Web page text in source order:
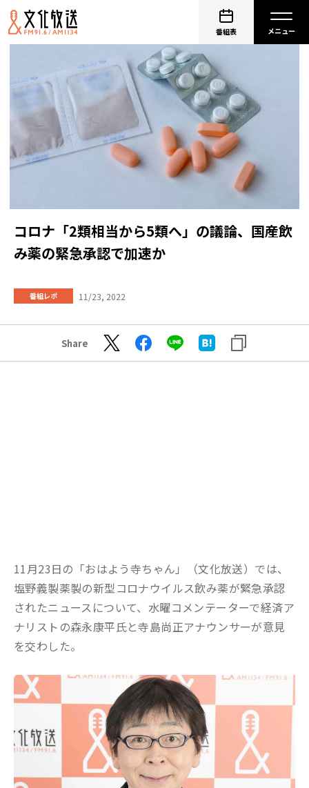
番組表
コロナ「2類相当から5類へ」の議論、国産飲
み薬の緊急承認で加速か
番組レポ 11/23, 2022
Share
11月23日の「おはよう寺ちゃん」（文化放送）では、
塩野義製薬製の新型コロナウイルス飲み薬が緊急承認
されたニュースについて、水曜コメンテーターで経済ア
ナリストの森永康平氏と寺島尚正アナウンサーが意見
を交わした。